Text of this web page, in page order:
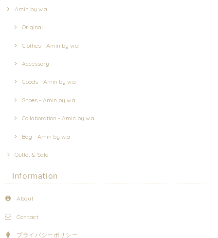
Amin by w.a
Original
Clothes - Amin by w.a
Accessory
Goods - Amin by w.a
Shoes - Amin by w.a
Collaboration - Amin by w.a
Bag - Amin by w.a
Outlet & Sale
Information
About
Contact
プライバシーポリシー